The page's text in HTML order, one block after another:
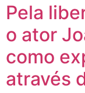
Pela
o ator
como
através